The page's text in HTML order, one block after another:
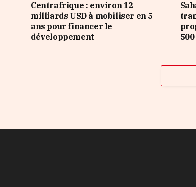
Centrafrique : environ 12
milliards USD à mobiliser en 5
ans pour financer le
développement